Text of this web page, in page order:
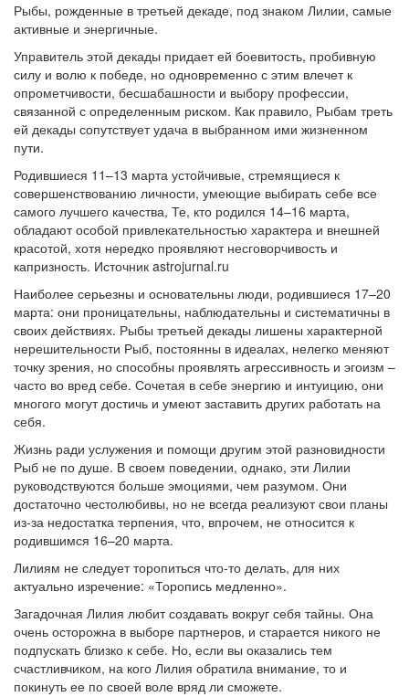
Рыбы, рожденные в третьей декаде, под знаком Лилии, самые
активные и энергичные.
Управитель этой декады придает ей боевитость, пробивную
силу и волю к победе, но одновременно с этим влечет к
опрометчивости, бесшабашности и выбору профессии,
связанной с определенным риском. Как правило, Рыбам треть
ей декады сопутствует удача в выбранном ими жизненном
пути.
Родившиеся 11–13 марта устойчивые, стремящиеся к
совершенствованию личности, умеющие выбирать себе все
самого лучшего качества, Те, кто родился 14–16 марта,
обладают особой привлекательностью характера и внешней
красотой, хотя нередко проявляют несговорчивость и
капризность. Источник astrojurnal.ru
Наиболее серьезны и основательны люди, родившиеся 17–20
марта: они проницательны, наблюдательны и систематичны в
своих действиях. Рыбы третьей декады лишены характерной
нерешительности Рыб, постоянны в идеалах, нелегко меняют
точку зрения, но способны проявлять агрессивность и эгоизм –
часто во вред себе. Сочетая в себе энергию и интуицию, они
многого могут достичь и умеют заставить других работать на
себя.
Жизнь ради услужения и помощи другим этой разновидности
Рыб не по душе. В своем поведении, однако, эти Лилии
руководствуются больше эмоциями, чем разумом. Они
достаточно честолюбивы, но не всегда реализуют свои планы
из-за недостатка терпения, что, впрочем, не относится к
родившимся 16–20 марта.
Лилиям не следует торопиться что-то делать, для них
актуально изречение: «Торопись медленно».
Загадочная Лилия любит создавать вокруг себя тайны. Она
очень осторожна в выборе партнеров, и старается никого не
подпускать близко к себе. Но, если вы оказались тем
счастливчиком, на кого Лилия обратила внимание, то и
покинуть ее по своей воле вряд ли сможете.